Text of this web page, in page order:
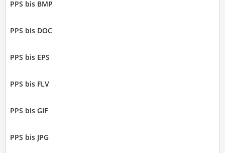
PPS bis BMP
PPS bis DOC
PPS bis EPS
PPS bis FLV
PPS bis GIF
PPS bis JPG